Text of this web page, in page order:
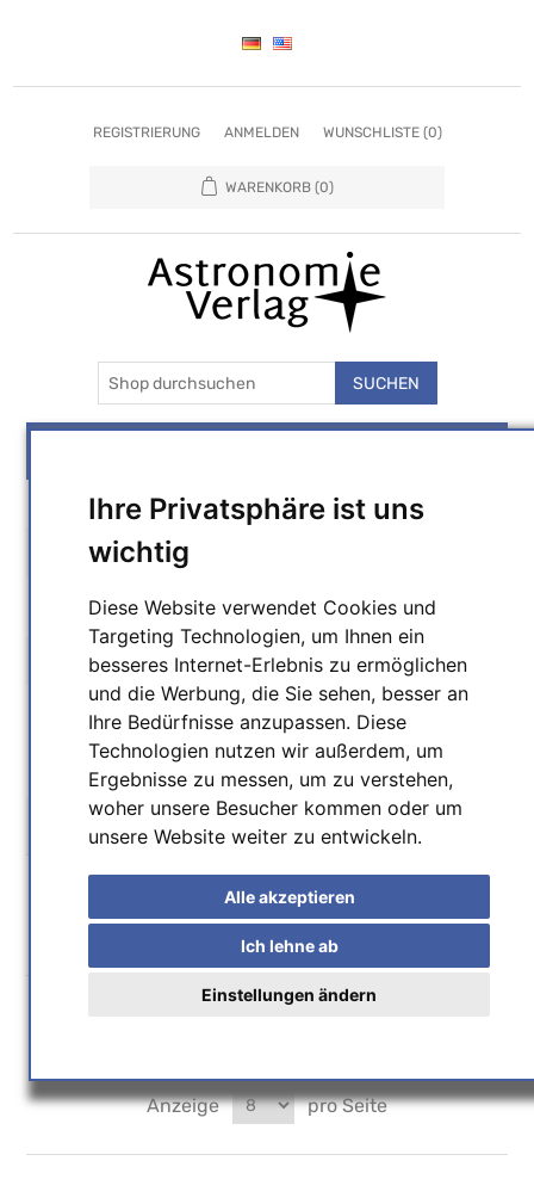
Ihre Privatsphäre ist uns
wichtig
Diese Website verwendet Cookies und
Targeting Technologien, um Ihnen ein
besseres Internet-Erlebnis zu ermöglichen
und die Werbung, die Sie sehen, besser an
Ihre Bedürfnisse anzupassen. Diese
Technologien nutzen wir außerdem, um
Ergebnisse zu messen, um zu verstehen,
woher unsere Besucher kommen oder um
unsere Website weiter zu entwickeln.
Alle akzeptieren
Ich lehne ab
Einstellungen ändern
REGISTRIERUNG ANMELDEN WUNSCHLISTE (0)
WARENKORB (0)
SUCHEN
Home / Medien
Nach Hersteller filtern
Astronomie-Verlag
ATHOS Centro Astronómico
Hersteller
Medien
Anzeige pro Seite